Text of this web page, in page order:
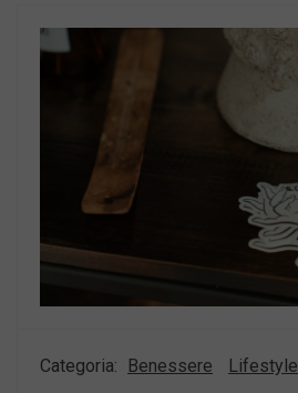
Categoria: Benessere Lifestyle